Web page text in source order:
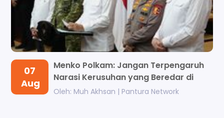
07
Aug
Menko Polkam: Jangan Terpengaruh
Narasi Kerusuhan yang Beredar di
Meds...
Oleh: Muh Akhsan | Pantura Network